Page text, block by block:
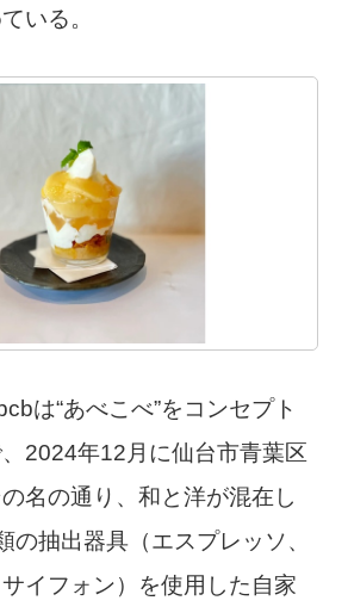
いる。
は“あべこべ”をコンセプト
2024年12月に仙台市青葉区
名の通り、和と洋が混在し
の抽出器具（エスプレッソ、
イフォン）を使用した自家